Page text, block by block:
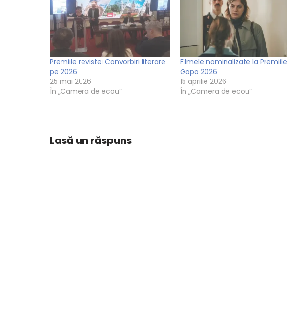
Premiile revistei Convorbiri literare
pe 2026
25 mai 2026
În „Camera de ecou”
Filmele nominalizate la Premiile
Gopo 2026
15 aprilie 2026
În „Camera de ecou”
Lasă un răspuns